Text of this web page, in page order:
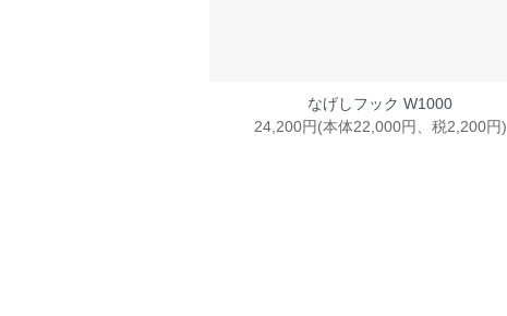
なげしフック W1000
24,200円(本体22,000円、税2,200円)